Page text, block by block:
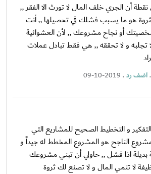
أن الجري خلف المال لا تورث الا الفقر ,,
هو ما يسبب فشلك في تحصيلها ,, أنت
أو نجاح مشروعك ,, لأن العشوائية
تجلبه و لا تحققه ,, هي فقط تبادل عملات
.اضف رد.
09-10-2019
و التخطيط الصحيح للمشاريع التي
الناجح هو المشروع المخطط له جيداً و
اذا فشل ,, حاولي أن تبني مشروعك
لا تنمي المال و لا تصنع لك ثروة